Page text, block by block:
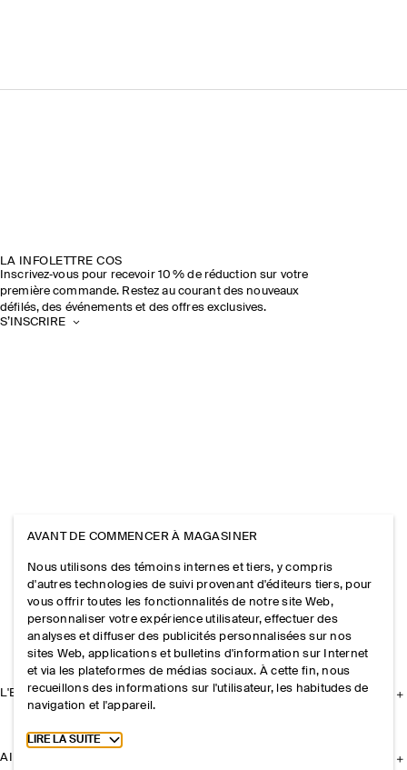
LA INFOLETTRE COS
Inscrivez‑vous pour recevoir 10 % de réduction sur votre
première commande. Restez au courant des nouveaux
défilés, des événements et des offres exclusives.
S’INSCRIRE
L'ENTREPRISE
AIDE
AVANT DE COMMENCER À MAGASINER
Nous utilisons des témoins internes et tiers, y compris
d'autres technologies de suivi provenant d'éditeurs tiers, pour
vous offrir toutes les fonctionnalités de notre site Web,
personnaliser votre expérience utilisateur, effectuer des
analyses et diffuser des publicités personnalisées sur nos
sites Web, applications et bulletins d'information sur Internet
et via les plateformes de médias sociaux. À cette fin, nous
recueillons des informations sur l'utilisateur, les habitudes de
navigation et l'appareil.
Toggle more cookie information
LIRE LA SUITE